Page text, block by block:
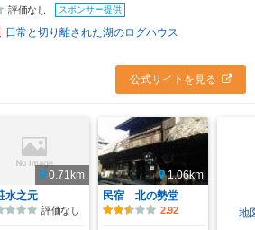
評価なし スポンサー提供
日常と切り離された湖のログハウス
公式サイトを見る
0.71km
水之元
評価なし
1.06km
民宿 北の勢堂
2.92 地